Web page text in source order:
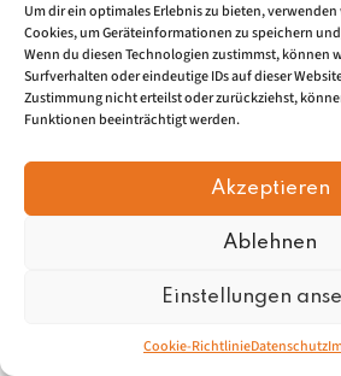
Um dir ein optimales Erlebnis zu bieten,
Cookies, um Geräteinformationen zu speichern
Wenn du diesen Technologien zustimmst, können
Surfverhalten oder eindeutige IDs auf dieser
Zustimmung nicht erteilst oder zurückziehst,
Funktionen beeinträchtigt werden.
Akzeptieren
Ablehnen
Einstellungen
Cookie-RichtlinieDatenschutz
© 2026,